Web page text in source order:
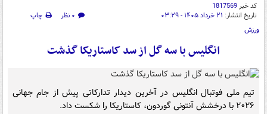
کد خبر1817569
تاریخ انتشار: ۲۱ خرداد ۱۴۰۵ - ۰۳:۲۹ ۰ نظر
چاپ
ورزش
انگلیس با سه گل از سد کاستاریکا گذشت
تیم ملی فوتبال انگلیس در آخرین دیدار تدارکاتی پیش از جام جهانی
۲۰۲۶ با درخشش آنتونی گوردون، کاستاریکا را شکست داد.